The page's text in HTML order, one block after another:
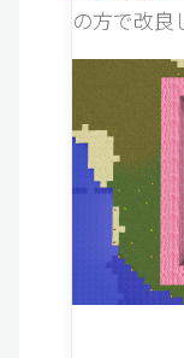
の方で改良